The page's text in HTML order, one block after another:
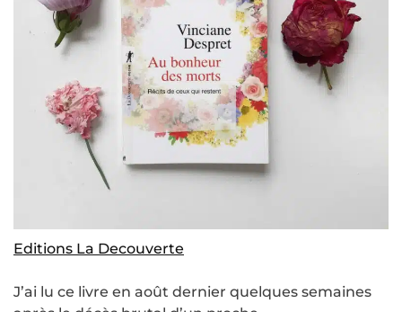
Editions La Decouverte
J’ai lu ce livre en août dernier quelques semaines